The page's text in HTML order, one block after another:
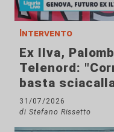
Intervento
Ex Ilva,
Telenord:
basta
31/07/2026
di Stefano Rissetto